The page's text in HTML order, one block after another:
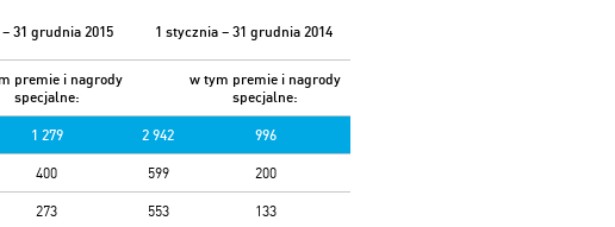
31 grudnia 2015 1 stycznia – 31 grudnia 2014
premie i nagrody
specjalne:
w tym premie i nagrody
specjalne:
1 279 2 942 996
400 599 200
273 553 133